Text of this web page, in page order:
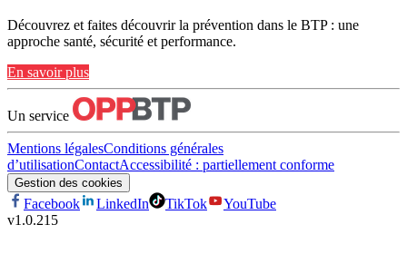
Découvrez et faites découvrir la prévention dans le BTP : une
approche santé, sécurité et performance.
En savoir plus
Un service
Mentions légalesConditions générales
d’utilisationContactAccessibilité : partiellement conforme
Gestion des cookies
Facebook LinkedIn TikTok
YouTube
v1.0.215